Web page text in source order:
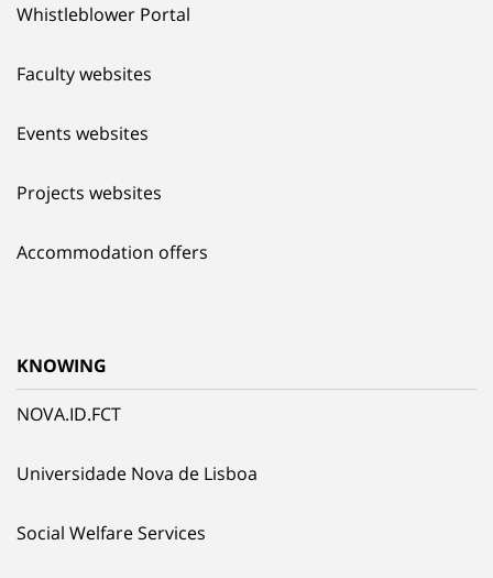
Whistleblower Portal
Faculty websites
Events websites
Projects websites
Accommodation offers
KNOWING
NOVA.ID.FCT
Universidade Nova de Lisboa
Social Welfare Services